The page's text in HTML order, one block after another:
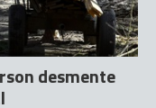
desmente